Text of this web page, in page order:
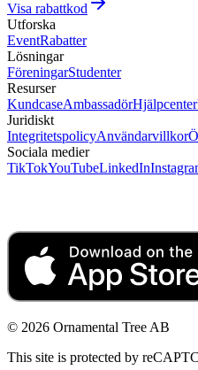
Visa rabattkod
Utforska
EventRabatter
Lösningar
FöreningarStudenter
Resurser
KundcaseAmbassadörHjälpcenter
Juridiskt
IntegritetspolicyAnvändarvillkor
Sociala medier
TikTokYouTubeLinkedIn
© 2026 Ornamental Tree AB
This site is protected by